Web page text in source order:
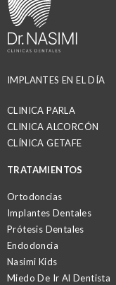
IMPLANTES EN EL DÍA
CLINICA PARLA
CLINICA ALCORCÓN
CLÍNICA GETAFE
TRATAMIENTOS
Ortodoncias
Implantes Dentales
Prótesis Dentales
Endodoncia
Nasimi Kids
Miedo De Ir Al Dentista